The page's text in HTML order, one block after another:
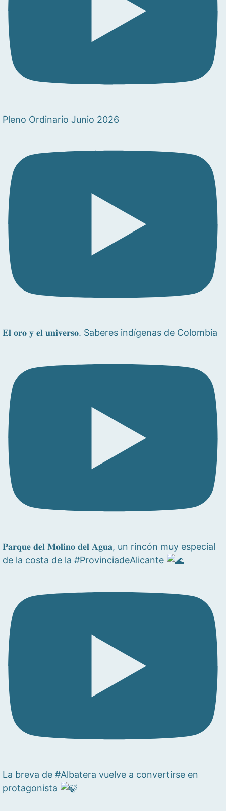
Pleno Ordinario Junio 2026
𝐄𝐥 𝐨𝐫𝐨 𝐲 𝐞𝐥 𝐮𝐧𝐢𝐯𝐞𝐫𝐬𝐨. Saberes indígenas de Colombia
𝐏𝐚𝐫𝐪𝐮𝐞 𝐝𝐞𝐥 𝐌𝐨𝐥𝐢𝐧𝐨 𝐝𝐞𝐥 𝐀𝐠𝐮𝐚, un rincón muy especial
de la costa de la #ProvinciadeAlicante
La breva de #Albatera vuelve a convertirse en
protagonista